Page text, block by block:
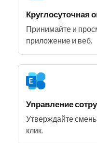
Круглосуточная
Принимайте и
приложение и веб.
Управление
Утверждайте
клик.